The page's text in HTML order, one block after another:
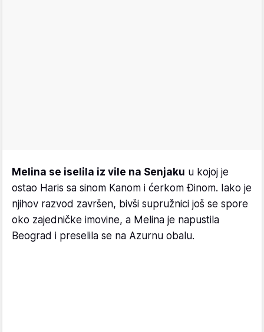
Melina se iselila iz vile na Senjaku u kojoj je
ostao Haris sa sinom Kanom i ćerkom Đinom. Iako je
njihov razvod završen, bivši supružnici još se spore
oko zajedničke imovine, a Melina je napustila
Beograd i preselila se na Azurnu obalu.